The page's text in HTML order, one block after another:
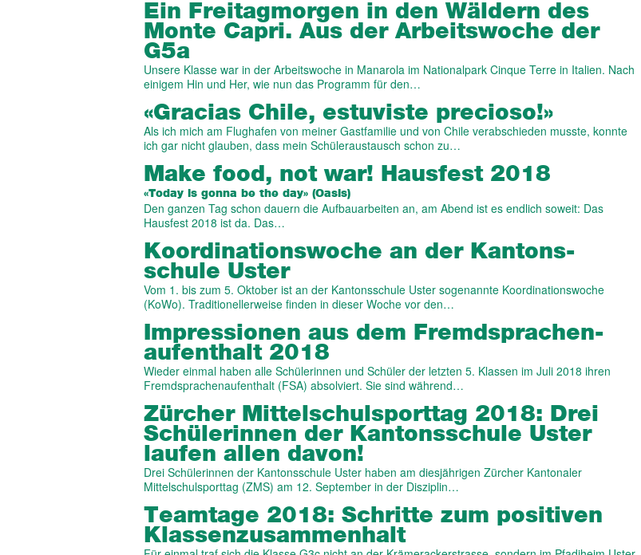
Ein Freitagmorgen in den Wäldern des
Monte Capri. Aus der Arbeitswoche der
G5a
Unsere Klasse war in der Arbeitswoche in Manarola im Nationalpark Cinque Terre in Italien. Nach
einigem Hin und Her, wie nun das Programm für den…
«Gracias Chile, estuviste precioso!»
Als ich mich am Flughafen von meiner Gastfamilie und von Chile verabschieden musste, konnte
ich gar nicht glauben, dass mein Schüleraustausch schon zu…
Make food, not war! Hausfest 2018
«Today is gonna be the day» (Oasis)
Den ganzen Tag schon dauern die Aufbauarbeiten an, am Abend ist es endlich soweit: Das
Hausfest 2018 ist da. Das…
Ko­or­din­ations­woche an der Kantons­
schule Uster
Vom 1. bis zum 5. Oktober ist an der Kantonsschule Uster sogenannte Koordinationswoche
(KoWo). Traditionellerweise finden in dieser Woche vor den…
Impressionen aus dem Fremd­spra­chen­
auf­ent­halt 2018
Wieder einmal haben alle Schülerinnen und Schüler der letzten 5. Klassen im Juli 2018 ihren
Fremdsprachenaufenthalt (FSA) absolviert. Sie sind während…
Zürcher Mittel­schul­sport­tag 2018: Drei
Schüler­innen der Kantons­schule Uster
laufen allen davon!
Drei Schülerinnen der Kantonsschule Uster haben am diesjährigen Zürcher Kantonaler
Mittelschulsporttag (ZMS) am 12. September in der Disziplin…
Teamtage 2018: Schritte zum positiven
Klassen­zusam­men­halt